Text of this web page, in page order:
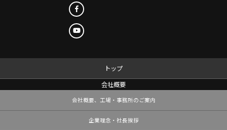
トップ
会社概要
会社概要、工場・事務所のご案内
企業理念・社長挨拶